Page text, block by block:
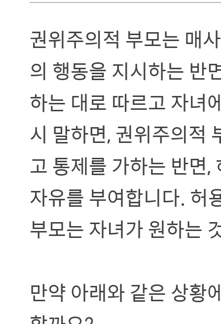
권위주의적 부모는 매
의 행동을 지시하는 반
하는 대로 따르고 자녀
시 말하면, 권위주의적
고 통제를 가하는 반면
자유를 부여합니다. 허
부모는 자녀가 원하는
만약 아래와 같은 상황